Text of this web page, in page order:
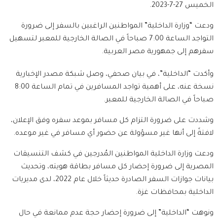
الخميس 27-7-2023.
ودعت “وزارة الداخلية” المواطنين الراغبين بالسفر إلى ضرورة
التواجد الساعة 7:00 صباحاً في الصالة الخارجية للمعبر لتسهيل
سفرهم إلى جمهورية مصر العربية.
وأكدت “الداخلية”، في بيان صحفي، وصل شبكة مصدر الإخبارية
نسخة عنه، على أهمية تواجد المسافرين في تمام الساعة 8:00
صباحاً في الصالة الخارجية للمعبر.
وشددت على ضرورة التزام كل مسافر بموعد سفره وفق الإعلان،
لافتةً إلى أنها غير مسؤولة عن حضور أي مسافر في غير موعده.
ودعت وزارة الداخلية المواطنين المُدرجين في كشف التنسيقات
المصرية إلى ضرورة إحضار كل مسافر بطاقة هويته، وتحديث
بيانات جوازات السفر الصادرة حديثاً خلال عام 2022، لدى مديريات
الداخلية بمحافظات غزة.
ونوهت “الداخلية” إلى ضرورة إحضار حجة عدم ممانعة في حال